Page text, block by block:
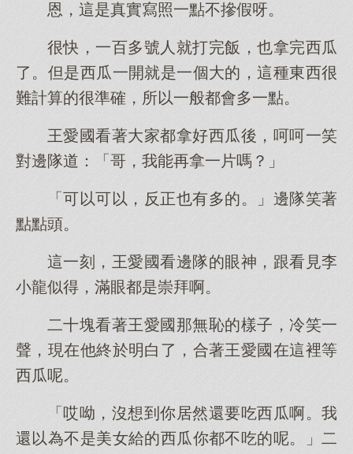
恩，這是真實寫照一點不摻假呀。
很快，一百多號人就打完飯，也拿完西瓜
了。但是西瓜一開就是一個大的，這種東西很
難計算的很準確，所以一般都會多一點。
王愛國看著大家都拿好西瓜後，呵呵一笑
對邊隊道：「哥，我能再拿一片嗎？」
「可以可以，反正也有多的。」邊隊笑著
點點頭。
這一刻，王愛國看邊隊的眼神，跟看見李
小龍似得，滿眼都是崇拜啊。
二十塊看著王愛國那無恥的樣子，冷笑一
聲，現在他終於明白了，合著王愛國在這裡等
西瓜呢。
「哎呦，沒想到你居然還要吃西瓜啊。我
還以為不是美女給的西瓜你都不吃的呢。」二